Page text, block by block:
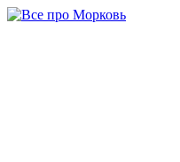
Перейти